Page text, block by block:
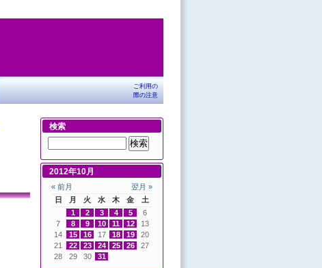
ご利用の
際の注意
検索
2012年10月
« 前月
翌月 »
日
月 火 水 木 金
土
1
2 3 4 5
6
7
8 9 10 11 12
13
14
15 16 17 18 19
20
21
22 23 24 25 26
27
28
29 30 31